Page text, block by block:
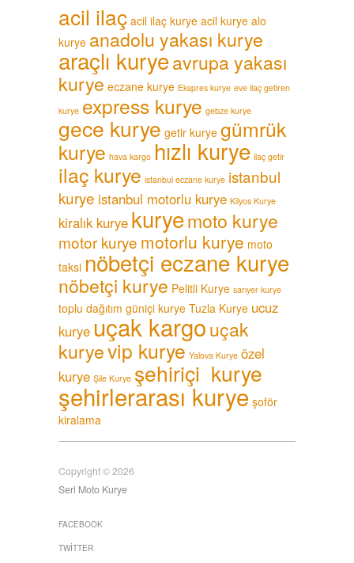
acil ilaç acil ilaç kurye acil kurye alo
kurye anadolu yakası kurye
araçlı kuryeavrupa yakası
kurye eczane kurye Ekspres kurye eve ilaç getiren
kurye express kurye gebze kurye
gece kurye getir kurye gümrük
kurye hava kargo hızlı kurye ilaç getir
ilaç kurye istanbul eczane kurye istanbul
kurye istanbul motorlu kurye Kilyos Kurye
kiralık kurye kuryemoto kurye
motor kurye motorlu kurye moto
taksi nöbetçi eczane kurye
nöbetçi kurye Pelitli Kurye sarıyer kurye
toplu dağıtım güniçi kurye Tuzla Kurye ucuz
kurye uçak kargouçak
kuryevip kurye Yalova Kurye özel
kurye Şile Kurye şehiriçi kurye
şehirlerarası kurye şoför
kiralama
Copyright © 2026
Seri Moto Kurye
FACEBOOK
TWITTER